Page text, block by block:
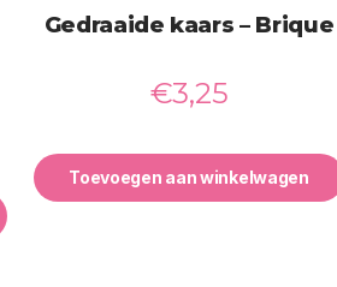
Gedraaide kaars – Brique
€3,25
Toevoegen aan winkelwagen